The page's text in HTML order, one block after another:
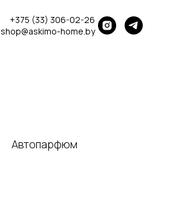
+375 (33) 306-02-26
shop@askimo-home.by
Автопарфюм